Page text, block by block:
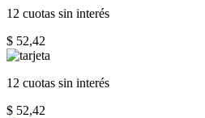
12 cuotas sin interés
$ 52,42
12 cuotas sin interés
$ 52,42